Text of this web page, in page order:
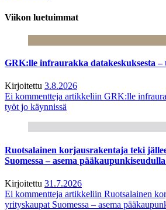
Viikon luetuimmat
GRK:lle infraurakka datakeskuksesta –
Kirjoitettu 3.8.2026
Ei kommentteja artikkeliin GRK:lle
työt jo käynnissä
Ruotsalainen korjausrakentaja teki
Suomessa – asema
Kirjoitettu 31.7.2026
Ei kommentteja artikkeliin Ruotsalainen
yrityskaupat Suomessa – asema